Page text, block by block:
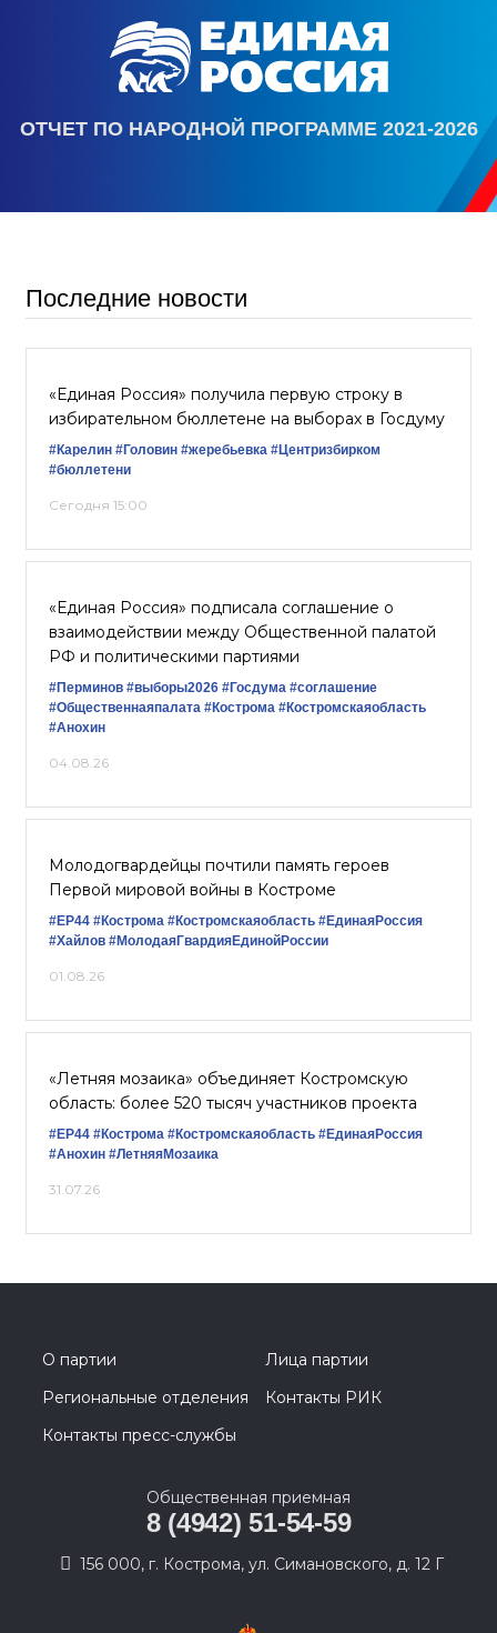
ОТЧЕТ ПО НАРОДНОЙ ПРОГРАММЕ 2021-2026
Последние новости
«Единая Россия» получила первую строку в
избирательном бюллетене на выборах в Госдуму
#Карелин #Головин #жеребьевка #Центризбирком
#бюллетени
Сегодня 15:00
«Единая Россия» подписала соглашение о
взаимодействии между Общественной палатой
РФ и политическими партиями
#Перминов #выборы2026 #Госдума #соглашение
#Общественнаяпалата #Кострома #Костромскаяобласть
#Анохин
04.08.26
Молодогвардейцы почтили память героев
Первой мировой войны в Костроме
#ЕР44 #Кострома #Костромскаяобласть #‎ЕдинаяРоссия
#Хайлов #МолодаяГвардияЕдинойРоссии
01.08.26
«Летняя мозаика» объединяет Костромскую
область: более 520 тысяч участников проекта
#ЕР44 #Кострома #Костромскаяобласть #ЕдинаяРоссия
#Анохин #ЛетняяМозаика
31.07.26
О партии
Лица партии
Региональные отделения
Контакты РИК
Контакты пресс-службы
Общественная приемная
8 (4942) 51-54-59
156 000, г. Кострома, ул. Симановского, д. 12 Г